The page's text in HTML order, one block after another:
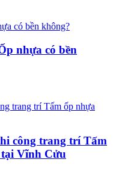
nhựa có bền
công trang trí Tấm
Vĩnh Cửu